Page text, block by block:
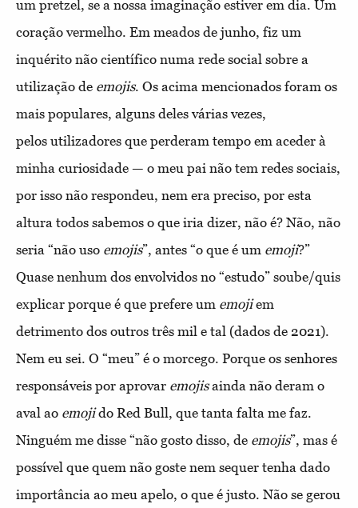
um pretzel, se a nossa imaginação estiver em dia. Um
coração vermelho. Em meados de junho, fiz um
inquérito não científico numa rede social sobre a
utilização de emojis. Os acima mencionados foram os
mais populares, alguns deles várias vezes,
pelos utilizadores que perderam tempo em aceder à
minha curiosidade — o meu pai não tem redes sociais,
por isso não respondeu, nem era preciso, por esta
altura todos sabemos o que iria dizer, não é? Não, não
seria “não uso emojis”, antes “o que é um emoji?”
Quase nenhum dos envolvidos no “estudo” soube/quis
explicar porque é que prefere um emojiem
detrimento dos outros três mil e tal (dados de 2021).
Nem eu sei. O “meu” é o morcego. Porque os senhores
responsáveis por aprovar emojisainda não deram o
aval ao emojido Red Bull, que tanta falta me faz.
Ninguém me disse “não gosto disso, de emojis”, mas é
possível que quem não goste nem sequer tenha dado
importância ao meu apelo, o que é justo. Não se gerou